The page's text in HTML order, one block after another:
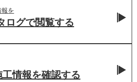
報を
ログで閲覧する
情報を確認する